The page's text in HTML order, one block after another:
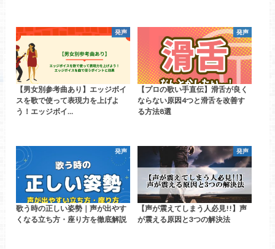
発声
【男女別参考曲あり】エッジボイ
スを歌で使って表現力を上げよ
う！エッジボイ…
発声
【プロの歌い手直伝】滑舌が良く
ならない原因4つと滑舌を改善す
る方法8選
発声
歌う時の正しい姿勢｜声が出やす
くなる立ち方・座り方を徹底解説
発声
【声が震えてしまう人必見!!】声
が震える原因と3つの解決法